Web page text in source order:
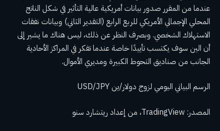
عندما من المقرر صدور بيانات أمريكية عالية التأثير في شكل الناتج
المحلي الإجمالي الأمريكي للربع الرابع (التقدير الثاني) وبيانات نفقات
الاستهلاك الشخصي. وبصرف النظر عن ذلك، ليس هناك ما يشير إلى
أن الين سوف يكتسب تأييدًا خاصة عندما تفكر في المراكز الأحادية
الجانب من صناديق التحوط الكبيرة ومديري الأموال.
الرسم البياني اليومي لزوج دولار/ين USD/JPY
المصدر: TradingView، من إعداد ريتشارد سنو